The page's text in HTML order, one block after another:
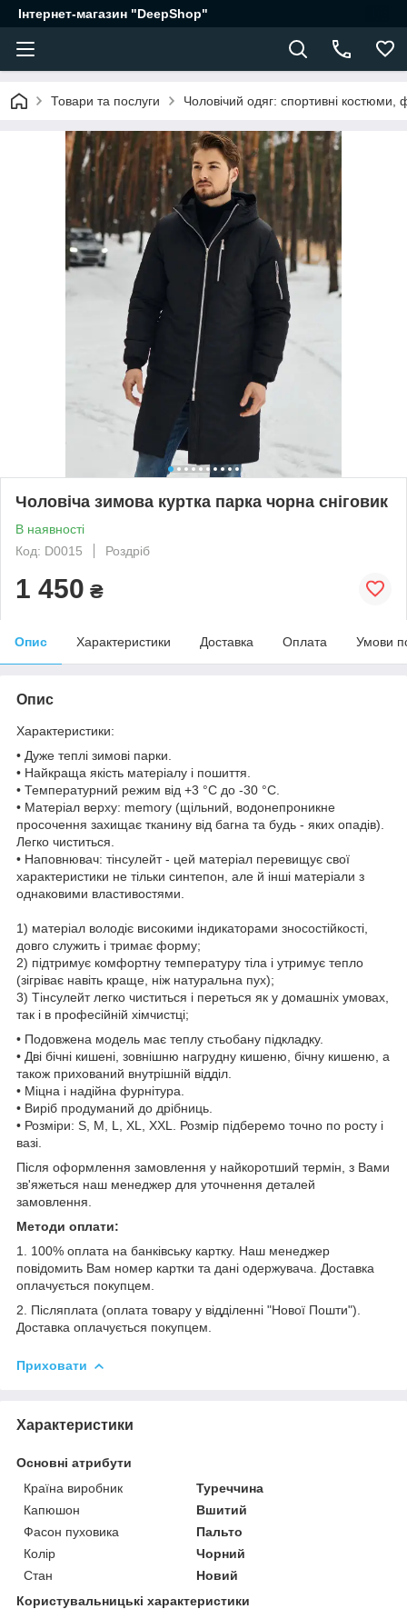
Інтернет-магазин "DeepShop"
Товари та послуги Чоловічий одяг: спортивні
Чоловіча зимова куртка парка чорна сніговик
В наявності
Код: D0015
Роздріб
1 450 ₴
Опис Характеристики Доставка Оплата Умови
Опис
Характеристики:
• Дуже теплі зимові парки.
• Найкраща якість матеріалу і пошиття.
• Температурний режим від +3 °C до -30 °C.
• Матеріал верху: memory (щільний, водонепроникне
просочення захищає тканину від багна та будь - яких опадів).
Легко чиститься.
• Наповнювач: тінсулейт - цей матеріал перевищує свої
характеристики не тільки синтепон, але й інші матеріали з
однаковими властивостями.
1) матеріал володіє високими індикаторами зносостійкості,
довго служить і тримає форму;
2) підтримує комфортну температуру тіла і утримує тепло
(зігріває навіть краще, ніж натуральна пух);
3) Тінсулейт легко чиститься і переться як у домашніх умовах,
так і в професійній хімчистці;
• Подовжена модель має теплу стьобану підкладку.
• Дві бічні кишені, зовнішню нагрудну кишеню, бічну кишеню, а
також прихований внутрішній відділ.
• Міцна і надійна фурнітура.
• Виріб продуманий до дрібниць.
• Розміри: S, M, L, XL, XXL. Розмір підберемо точно по росту і
вазі.
Після оформлення замовлення у найкоротший термін, з Вами
зв'яжеться наш менеджер для уточнення деталей
замовлення.
Методи оплати:
1. 100% оплата на банківську картку. Наш менеджер
повідомить Вам номер картки та дані одержувача. Доставка
оплачується покупцем.
2. Післяплата (оплата товару у відділенні "Нової Пошти").
Доставка оплачується покупцем.
Приховати
Характеристики
Основні атрибути
Країна виробник
Туреччина
Капюшон
Вшитий
Фасон пуховика
Пальто
Колір
Чорний
Стан
Новий
Користувальницькі характеристики